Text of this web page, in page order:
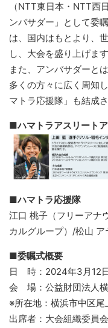
（NTT東日本・NTT西
ンバサダー」として委
は、国内はもとより、
し、大会を盛り上げます
また、アンバサダーと
多くの方々に広く周知
マトラ応援隊」も結成さ
■ハマトラアスリート
■ハマトラ応援隊
江口 桃子（フリーアナ
カルグループ）/松山 ア
■委嘱式概要
日 時：2024年3月12
会 場：公益財団法人
※所在地：横浜市中区
出席者：大会組織委員